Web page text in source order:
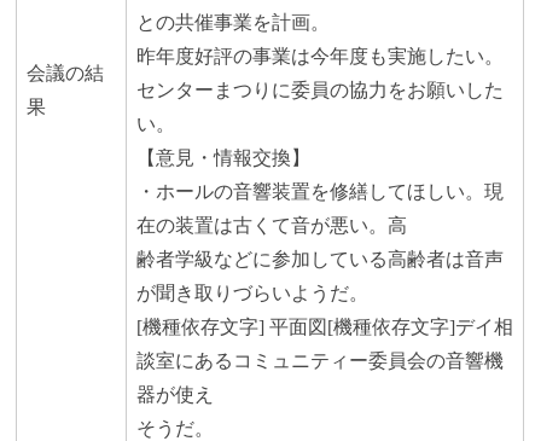
会議の結
果
との共催事業を計画。
昨年度好評の事業は今年度も実施したい。
センターまつりに委員の協力をお願いした
い。
【意見・情報交換】
・ホールの音響装置を修繕してほしい。現
在の装置は古くて音が悪い。高
齢者学級などに参加している高齢者は音声
が聞き取りづらいようだ。
[機種依存文字] 平面図[機種依存文字]デイ相
談室にあるコミュニティー委員会の音響機
器が使え
そうだ。